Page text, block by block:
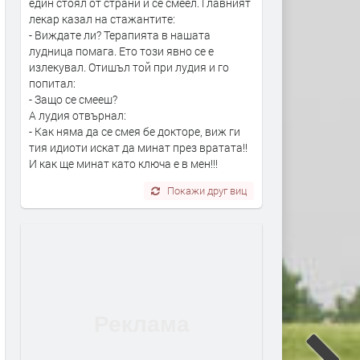
лекар казал на стажантите:
- Виждате ли? Терапията в нашата
лудница помага. Ето този явно се е
излекувал. Отишъл той при лудия и го
попитал:
- Защо се смееш?
А лудия отвърнал:
- Как няма да се смея бе докторе, виж ги
тия идиоти искат да минат през вратата!!
И как ще минат като ключа е в мен!!!
Покажи друг виц